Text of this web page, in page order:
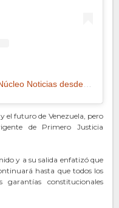
el futuro de Venezuela, pero
de Primero Justicia
y a su salida enfatizó que
hasta que todos los
garantías constitucionales